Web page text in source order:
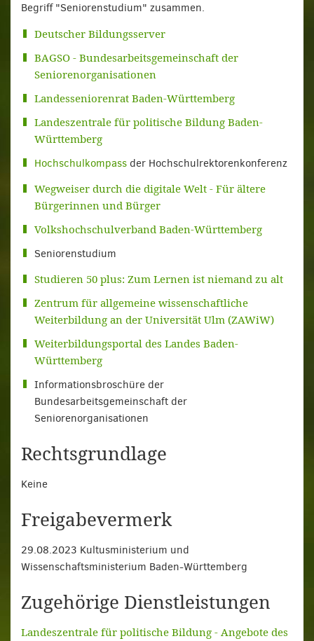
Begriff "Seniorenstudium" zusammen.
Deutscher Bildungsserver
BAGSO - Bundesarbeitsgemeinschaft der
Seniorenorganisationen
Landesseniorenrat Baden-Württemberg
Landeszentrale für politische Bildung Baden-
Württemberg
Hochschulkompass der Hochschulrektorenkonferenz
Wegweiser durch die digitale Welt - Für ältere
Bürgerinnen und Bürger
Volkshochschulverband Baden-Württemberg
Seniorenstudium
Studieren 50 plus: Zum Lernen ist niemand zu alt
Zentrum für allgemeine wissenschaftliche
Weiterbildung an der Universität Ulm (ZAWiW)
Weiterbildungsportal des Landes Baden-
Württemberg
Informationsbroschüre der
Bundesarbeitsgemeinschaft der
Seniorenorganisationen
Rechtsgrundlage
Keine
Freigabevermerk
29.08.2023 Kultusministerium und
Wissenschaftsministerium Baden-Württemberg
Zugehörige Dienstleistungen
Landeszentrale für politische Bildung - Angebote des